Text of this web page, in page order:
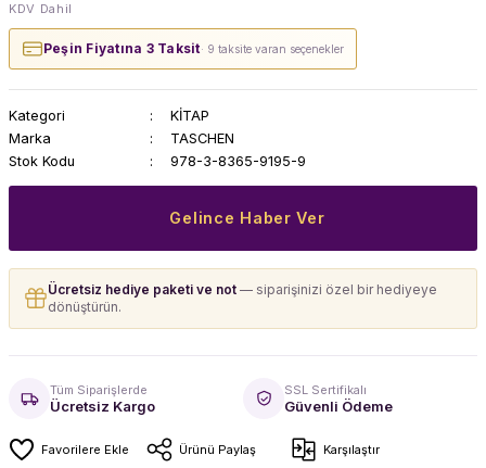
KDV Dahil
Peşin Fiyatına 3 Taksit· 9 taksite varan seçenekler
Kategori
KİTAP
Marka
TASCHEN
Stok Kodu
978-3-8365-9195-9
Gelince Haber Ver
Ücretsiz hediye paketi ve not — siparişinizi özel bir hediyeye
dönüştürün.
Tüm Siparişlerde
Ücretsiz Kargo
SSL Sertifikalı
Güvenli Ödeme
Ürünü Paylaş Karşılaştır